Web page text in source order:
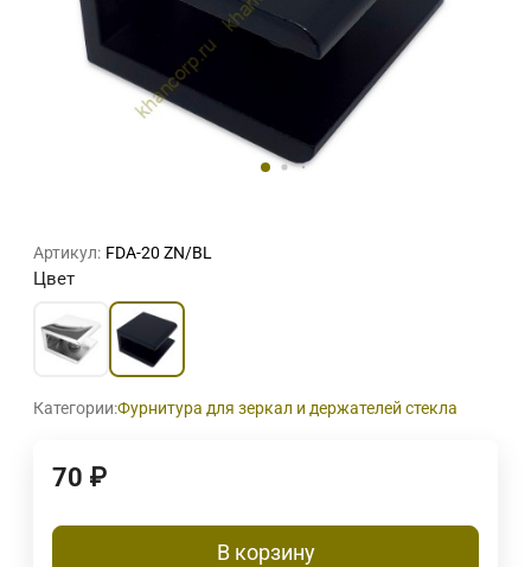
Артикул: FDA-20 ZN/BL
Цвет
Категории:Фурнитура для зеркал и держателей стекла
70 ₽
В корзину